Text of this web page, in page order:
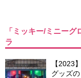
「ミッキー/ミニー
ラ
【2023
グッズ